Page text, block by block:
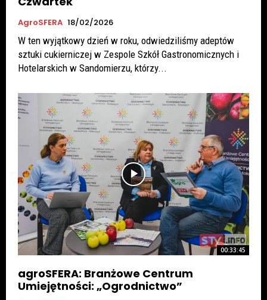
AgroSFERA 18/02/2026
W ten wyjątkowy dzień w roku, odwiedziliśmy adeptów
sztuki cukierniczej w Zespole Szkół Gastronomicznych i
Hotelarskich w Sandomierzu, którzy...
00:33:45
agroSFERA: Branżowe Centrum
Umiejętności: „Ogrodnictwo”